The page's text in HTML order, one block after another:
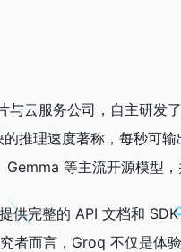
与云服务公司，自主研
推理速度著称，每秒可
等主流开源模型，
完整的 API 文档和
者而言，Groq 不仅是体